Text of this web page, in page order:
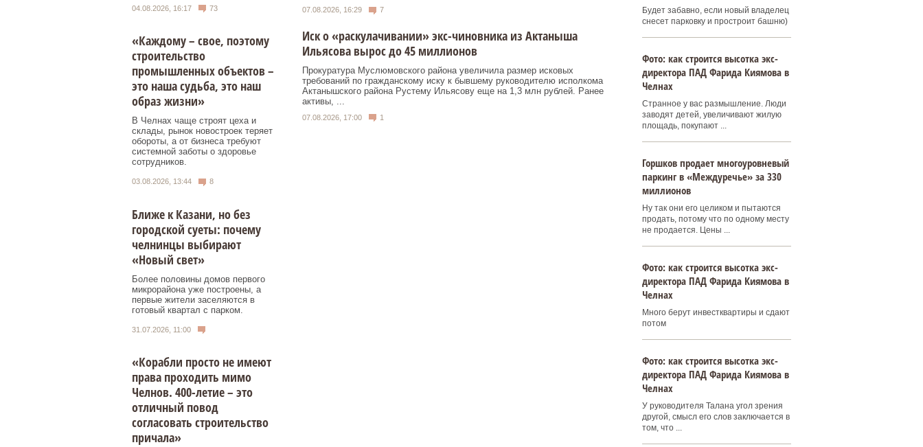
04.08.2026, 16:17 73
«Каждому – свое, поэтому
строительство
промышленных объектов –
это наша судьба, это наш
образ жизни»
В Челнах чаще строят цеха и
склады, рынок новостроек теряет
обороты, а от бизнеса требуют
системной заботы о здоровье
сотрудников.
03.08.2026, 13:44 8
Ближе к Казани, но без
городской суеты: почему
челнинцы выбирают
«Новый свет»
Более половины домов первого
микрорайона уже построены, а
первые жители заселяются в
готовый квартал с парком.
31.07.2026, 11:00
«Корабли просто не имеют
права проходить мимо
Челнов. 400-летие – это
отличный повод
согласовать строительство
причала»
07.08.2026, 16:29 7
Иск о «раскулачивании» экс-чиновника из Актаныша
Ильясова вырос до 45 миллионов
Прокуратура Муслюмовского района увеличила размер исковых
требований по гражданскому иску к бывшему руководителю исполкома
Актанышского района Рустему Ильясову еще на 1,3 млн рублей. Ранее
активы, ...
07.08.2026, 17:00 1
Будет забавно, если новый владелец
снесет парковку и простроит башню)
Фото: как строится высотка экс-
директора ПАД Фарида Киямова в
Челнах
Странное у вас размышление. Люди
заводят детей, увеличивают жилую
площадь, покупают ...
Горшков продает многоуровневый
паркинг в «Междуречье» за 330
миллионов
Ну так они его целиком и пытаются
продать, потому что по одному месту
не продается. Цены ...
Фото: как строится высотка экс-
директора ПАД Фарида Киямова в
Челнах
Много берут инвестквартиры и сдают
потом
Фото: как строится высотка экс-
директора ПАД Фарида Киямова в
Челнах
У руководителя Талана угол зрения
другой, смысл его слов заключается в
том, что ...